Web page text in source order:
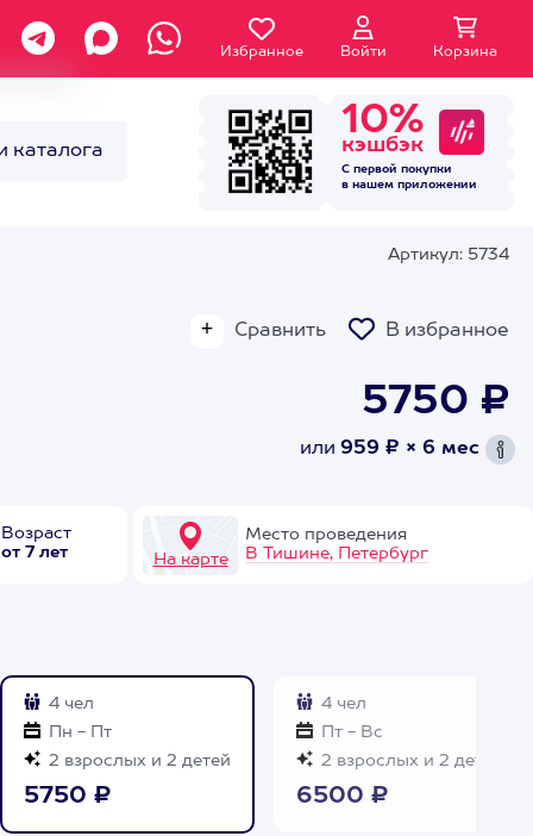
Избранное Войти Корзина
каталога
10%
кэшбэк
С первой покупки
в нашем приложении
Артикул: 5734
Сравнить В избранное
5750 ₽
или 959 ₽ × 6 мес
Возраст
от 7 лет
На карте
Место проведения
В Тишине, Петербург
4 чел
Пн - Пт
2 взрослых и 2 детей
5750 ₽
4 чел
Пт - Вс
2 взрослых и 2 детей
6500 ₽